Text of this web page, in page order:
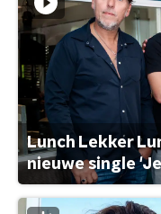
Lunch Lekker
nieuwe single